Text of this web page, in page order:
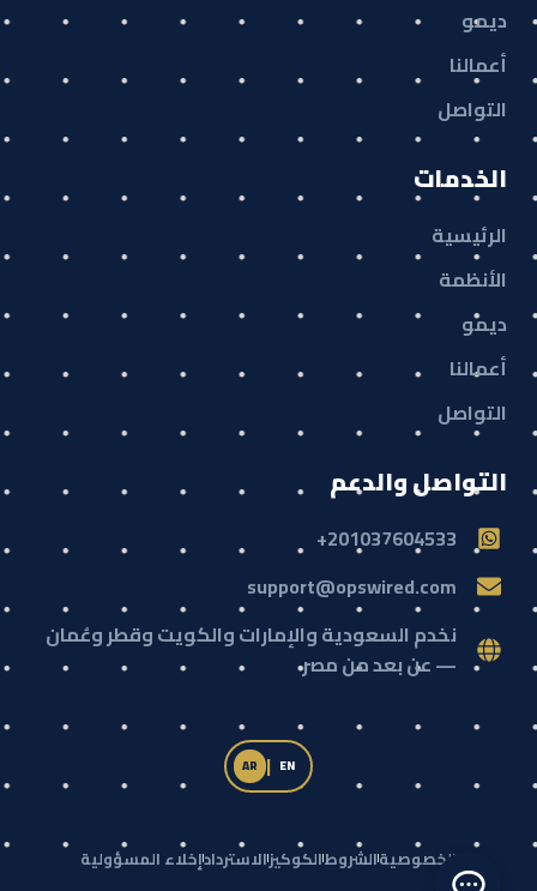
ديمو
أعمالنا
التواصل
الخدمات
الرئيسية
الأنظمة
ديمو
أعمالنا
التواصل
التواصل والدعم
201037604533+
support@opswired.com
نخدم السعودية والإمارات والكويت وقطر وعُمان
— عن بعد من مصر
AR | EN
الخصوصيةالشروطالكوكيزالاستردادإخلاء المسؤولية